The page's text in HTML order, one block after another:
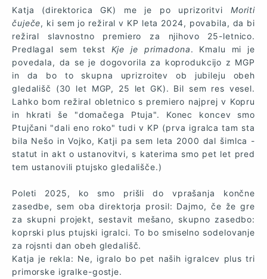
Katja (direktorica GK) me je po uprizoritvi Moriti
čuječe, ki sem jo režiral v KP leta 2024, povabila, da bi
režiral slavnostno premiero za njihovo 25-letnico.
Predlagal sem tekst Kje je primadona. Kmalu mi je
povedala, da se je dogovorila za koprodukcijo z MGP
in da bo to skupna uprizroitev ob jubileju obeh
gledališč (30 let MGP, 25 let GK). Bil sem res vesel.
Lahko bom režiral obletnico s premiero najprej v Kopru
in hkrati še "domačega Ptuja". Konec koncev smo
Ptujčani "dali eno roko" tudi v KP (prva igralca tam sta
bila Nešo in Vojko, Katji pa sem leta 2000 dal šimlca -
statut in akt o ustanovitvi, s katerima smo pet let pred
tem ustanovili ptujsko gledališče.)
Poleti 2025, ko smo prišli do vprašanja končne
zasedbe, sem oba direktorja prosil: Dajmo, če že gre
za skupni projekt, sestavit mešano, skupno zasedbo:
koprski plus ptujski igralci. To bo smiselno sodelovanje
za rojsnti dan obeh gledališč.
Katja je rekla: Ne, igralo bo pet naših igralcev plus tri
primorske igralke-gostje.